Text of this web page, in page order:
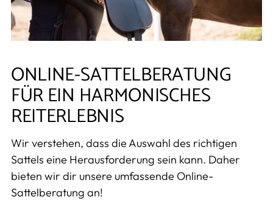
ONLINE-SATTELBERATUNG
FÜR EIN HARMONISCHES
REITERLEBNIS
Wir verstehen, dass die Auswahl des richtigen
Sattels eine Herausforderung sein kann. Daher
bieten wir dir unsere umfassende Online-
Sattelberatung an!